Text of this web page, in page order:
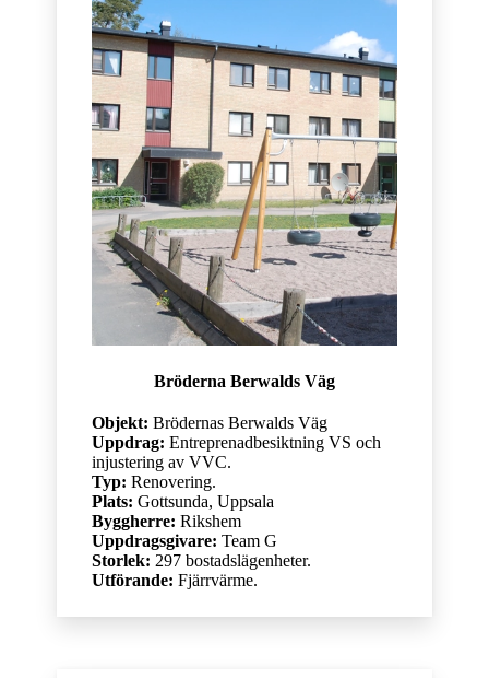
Bröderna Berwalds Väg
Objekt: Brödernas Berwalds Väg
Uppdrag: Entreprenadbesiktning VS och
injustering av VVC.
Typ: Renovering.
Plats: Gottsunda, Uppsala
Byggherre: Rikshem
Uppdragsgivare: Team G
Storlek: 297 bostadslägenheter.
Utförande: Fjärrvärme.